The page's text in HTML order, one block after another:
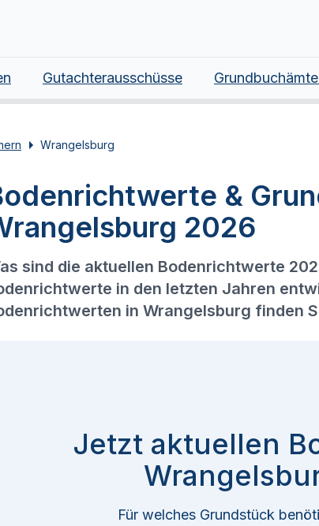
Gutachterausschüsse
Wrangelsburg
&
2026
sind die aktuellen Bodenrichtwerte
in den letzten Jahren
in Wrangelsburg finden
Jetzt aktuellen
Für welches Grundstück